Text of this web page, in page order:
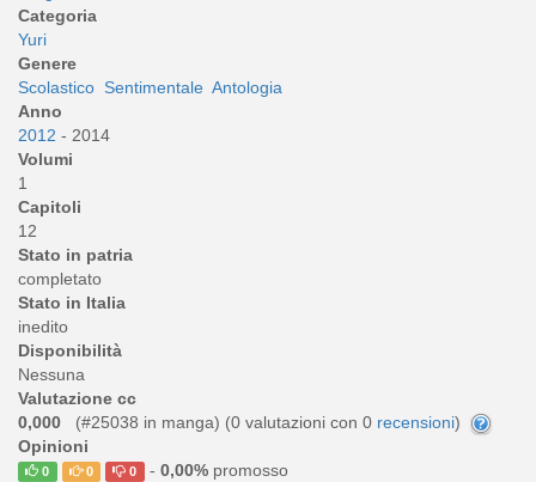
Categoria
Yuri
Genere
Scolastico Sentimentale Antologia
Anno
2012 - 2014
Volumi
1
Capitoli
12
Stato in patria
completato
Stato in Italia
inedito
Disponibilità
Nessuna
Valutazione cc
0,000
(#25038 in manga) (0 valutazioni con 0 recensioni)
Opinioni
0 0 0 - 0,00%promosso